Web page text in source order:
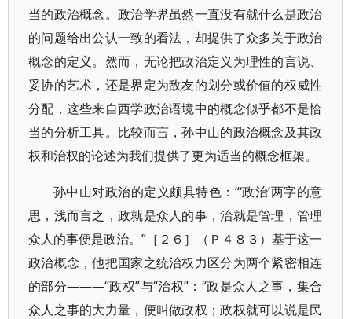
当的政治概念。政治学界虽然一直没有就什么是政治
的问题给出公认一致的看法，却提供了众多关于政治
概念的定义。然而，无论把政治定义为理性的言说、
妥协的艺术，还是界定为敌友的划分或价值的权威性
分配，这些来自西学政治语境中的概念似乎都不是恰
当的分析工具。比较而言，孙中山的政治概念及其政
权和治权的论述为我们提供了更为适当的概念框架。
孙中山对政治的定义颇具特色：“‘政治’两字的意
思，浅而言之，政就是众人的事，治就是管理，管理
众人的事便是政治。”［２６］（Ｐ４８３）基于这一
政治概念，他把国家之统治权力区分为两个紧密相连
的部分———“政权”与“治权”：“政是众人之事，集合
众人之事的大力量，便叫做政权；政权就可以说是民